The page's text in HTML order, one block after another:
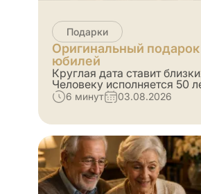
Подарки
Оригинальный подарок
юбилей
Круглая дата ставит
Человеку исполняется 50
6 минут 03.08.2026